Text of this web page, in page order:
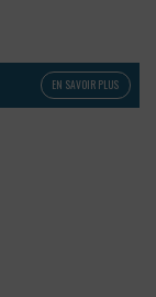
EN SAVOIR PLUS